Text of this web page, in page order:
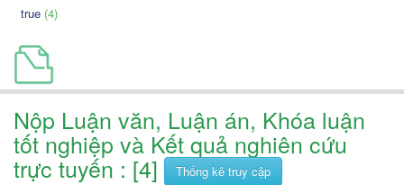
true (4)
Nộp Luận văn, Luận án, Khóa luận
tốt nghiệp và Kết quả nghiên cứu
trực tuyến : [4] Thống kê truy cập